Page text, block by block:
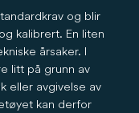
og blir
kalibrert. En liten
årsaker. I
litt på grunn av
eller avgivelse av
kan derfor